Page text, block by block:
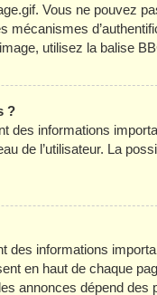
Vous ne pouvez
mécanismes
utilisez la balise
?
des informations
de l’utilisateur. La
des informations
en haut de chaque
annonces dépend des